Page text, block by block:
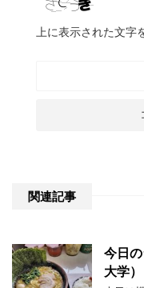
上に表示された文字
関連記事
今日
大学）